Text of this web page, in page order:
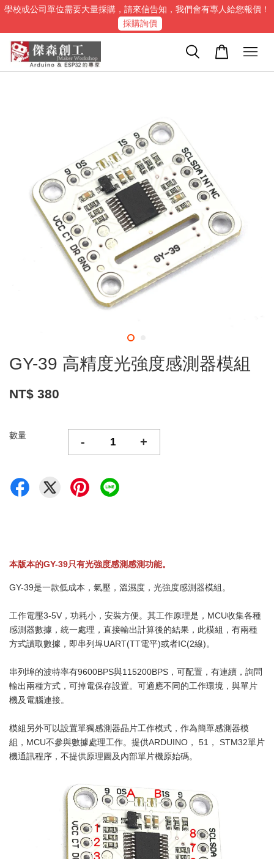
學校或公司單位需要大量採購，請來信告知，我們會有專人給您報價！
採購詢價
GY-39 高精度光強度感測器模組
NT$ 380
數量 - +
本版本的GY-39只有光強度感測感測功能。
GY-39是一款低成本，氣壓，溫濕度，光強度感測器模組。
工作電壓3-5V，功耗小，安裝方便。其工作原理是，MCU收集各種
感測器數據，統一處理，直接輸出計算後的結果，此模組，有兩種
方式讀取數據，即串列埠UART(TT電平)或者IC(2線)。
串列埠的波特率有9600BPS與115200BPS，可配置，有連續，詢問
輸出兩種方式，可掉電保存設置。可適應不同的工作環境，與單片
機及電腦連接。
模組另外可以設置單獨感測器晶片工作模式，作為簡單感測器模
組，MCU不參與數據處理工作。提供ARDUINO， 51， STM32單片
機通訊程序，不提供原理圖及內部單片機原始碼。